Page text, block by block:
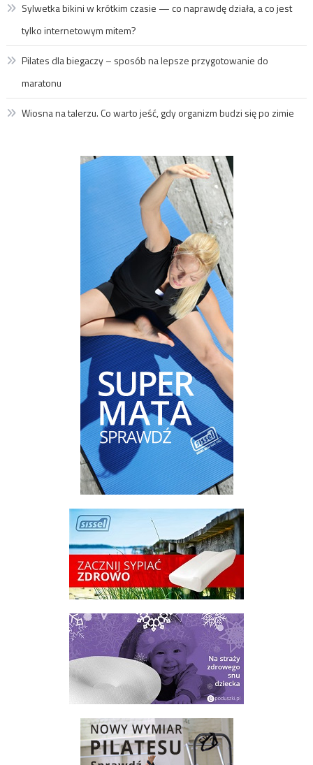
Sylwetka bikini w krótkim czasie — co naprawdę działa, a co jest
tylko internetowym mitem?
Pilates dla biegaczy – sposób na lepsze przygotowanie do
maratonu
Wiosna na talerzu. Co warto jeść, gdy organizm budzi się po zimie